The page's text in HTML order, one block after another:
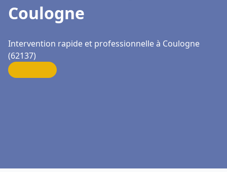
Coulogne
Intervention rapide et professionnelle à Coulogne
(62137)